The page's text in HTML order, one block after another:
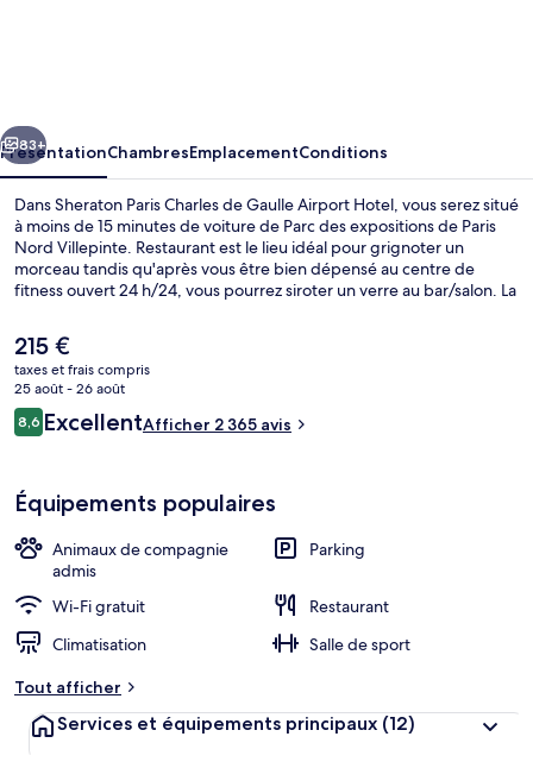
Gaulle
Airport
Hotel
Suivant
83+
PrésentationChambresEmplacementConditions
Dans Sheraton Paris Charles de Gaulle Airport Hotel, vous serez situé
à moins de 15 minutes de voiture de Parc des expositions de Paris
Nord Villepinte. Restaurant est le lieu idéal pour grignoter un
morceau tandis qu'après vous être bien dépensé au centre de
fitness ouvert 24 h/24, vous pourrez siroter un verre au bar/salon. La
succès auprès des autres voyageurs. L'hébergement se situe à une
très courte distance à pied des transports publics : Station
Terminal 2E - Portes M se trouve à 10 min et Station Terminal 2E -
Portes K, à 10 min.
Le
prix
actuel
est
de
215 €
taxes et frais compris
25 août - 26 août
Avis
voyageurs
8,68,6 sur 10
ExcellentAfficher 2 365 avis
Équipements populaires
Animaux de compagnie
admis
Parking
Wi-Fi gratuit
Restaurant
Climatisation
Salle de sport
Tout afficher
Services et équipements principaux (12)